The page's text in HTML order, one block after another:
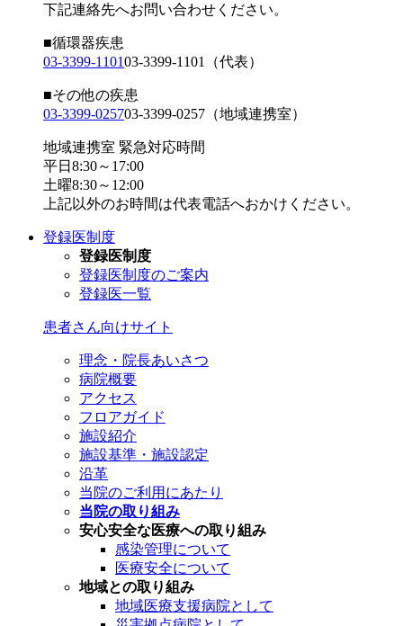
下記連絡先へお問い合わせください。
■循環器疾患
03-3399-110103-3399-1101 （代表）
■その他の疾患
03-3399-025703-3399-0257 （地域連携室）
地域連携室 緊急対応時間
平日8:30～17:00
土曜8:30～12:00
上記以外のお時間は代表電話へおかけください。
登録医制度
登録医制度
登録医制度のご案内
登録医一覧
患者さん向けサイト
理念・院長あいさつ
病院概要
アクセス
フロアガイド
施設紹介
施設基準・施設認定
沿革
当院のご利用にあたり
当院の取り組み
安心安全な医療への取り組み
感染管理について
医療安全について
地域との取り組み
地域医療支援病院として